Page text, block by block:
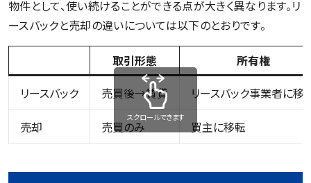
物件として、使い続けることができる点が大きく異なります。リ
ースバックと売却の違いについては以下のとおりです。
取引形態
所有権
リースバック
売買後→賃貸 リースバック事業者に移
売却 売買のみ 買主に移転
スクロールできます